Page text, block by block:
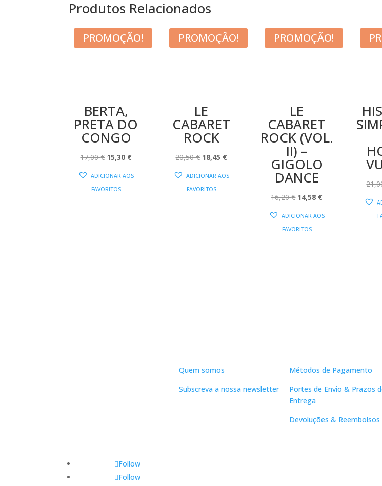
Produtos Relacionados
PROMOÇÃO!
BERTA,
PRETA DO
CONGO
17,00€ O
15,30 €O
ADICIONAR AOS
FAVORITOS
PROMOÇÃO!
LE
CABARET
ROCK
20,50€ O
18,45 €O
ADICIONAR AOS
FAVORITOS
PROMOÇÃO!
LE
CABARET
ROCK (VOL.
II) –
GIGOLO
DANCE
16,20€ O
14,58 €O
ADICIONAR AOS
FAVORITOS
Follow
Follow
Quem somos
Subscreva a nossa newsletter
Métodos de Pagamento
Portes de Envio & Prazos
Entrega
Devoluções & Reembolsos